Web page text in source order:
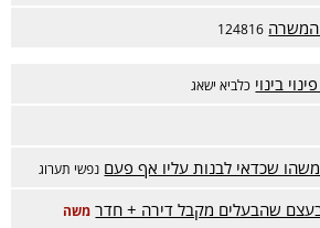
המשרה 124816
בינוי כלביא ישאג
משהו שכדאי לבנות עליו אף פעם נפשי תערוג
בעצם שהבעלים מקבל דירה + חדר משה